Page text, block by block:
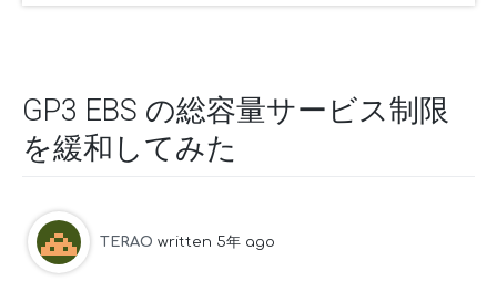
GP3 EBS の総容量サービス制限
を緩和してみた
TERAO written 5年 ago